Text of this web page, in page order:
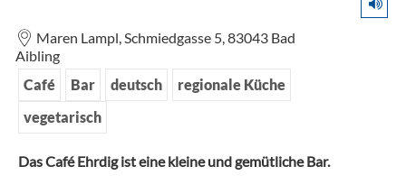
Maren Lampl,Schmiedgasse 5,83043 Bad
Aibling
Café
Bar deutsch
regionale Küche
vegetarisch
Das Café Ehrdig ist eine kleine und gemütliche Bar.